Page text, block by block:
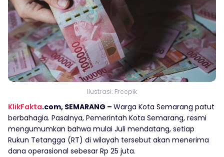
Ilustrasi: Freepik
KlikFakta.com, SEMARANG – Warga Kota Semarang patut
berbahagia. Pasalnya, Pemerintah Kota Semarang, resmi
mengumumkan bahwa mulai Juli mendatang, setiap
Rukun Tetangga (RT) di wilayah tersebut akan menerima
dana operasional sebesar Rp 25 juta.